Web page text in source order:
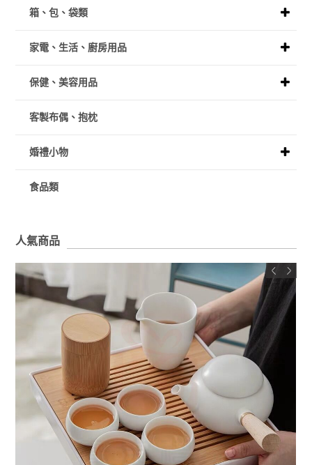
箱、包、袋類
家電、生活、廚房用品
保健、美容用品
客製布偶、抱枕
婚禮小物
食品類
人氣商品